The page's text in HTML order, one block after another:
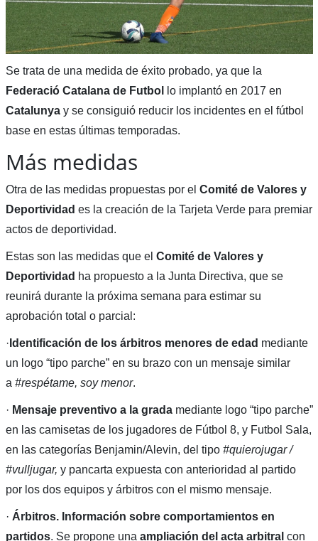
Se trata de una medida de éxito probado, ya que la
Federació Catalana de Futbol
lo implantó en 2017 en
Catalunyay se consiguió reducir los incidentes en el fútbol
base en estas últimas temporadas.
Más medidas
Otra de las medidas propuestas por el Comité de Valores y
Deportividad es la creación de la Tarjeta Verde para premiar
actos de deportividad.
Estas son las medidas que el Comité de Valores y
Deportividad ha propuesto a la Junta Directiva, que se
reunirá durante la próxima semana para estimar su
aprobación total o parcial:
· Identificación de los árbitros menores de edad mediante
un logo “tipo parche” en su brazo con un mensaje similar
a #respétame, soy menor.
· Mensaje preventivo a la gradamediante logo “tipo parche”
en las camisetas de los jugadores de Fútbol 8, y Futbol Sala,
en las categorías Benjamin/Alevin, del tipo #quierojugar /
#vulljugar, y pancarta expuesta con anterioridad al partido
por los dos equipos y árbitros con el mismo mensaje.
· Árbitros. Información sobre comportamientos en
partidos. Se propone una ampliación del acta arbitral con